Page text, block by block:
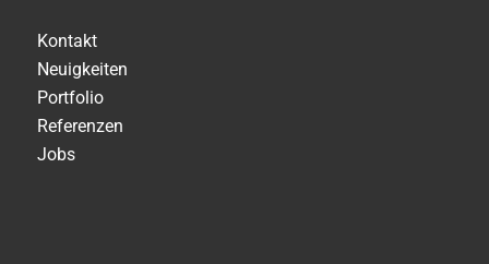
Kontakt
Neuigkeiten
Portfolio
Referenzen
Jobs